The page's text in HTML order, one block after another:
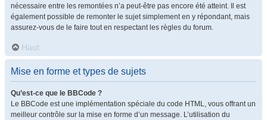
nécessaire entre les remontées n’a peut-être pas encore été atteint. Il est
également possible de remonter le sujet simplement en y répondant, mais
assurez-vous de le faire tout en respectant les règles du forum.
Haut
Mise en forme et types de sujets
Qu’est-ce que le BBCode ?
Le BBCode est une implémentation spéciale du code HTML, vous offrant un
meilleur contrôle sur la mise en forme d’un message. L’utilisation du